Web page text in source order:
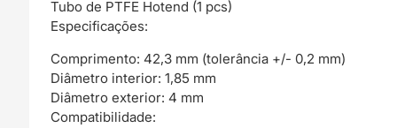
Tubo de PTFE Hotend (1 pcs)
Especificações:
Comprimento: 42,3 mm (tolerância +/- 0,2 mm)
Diâmetro interior: 1,85 mm
Diâmetro exterior: 4 mm
Compatibilidade: